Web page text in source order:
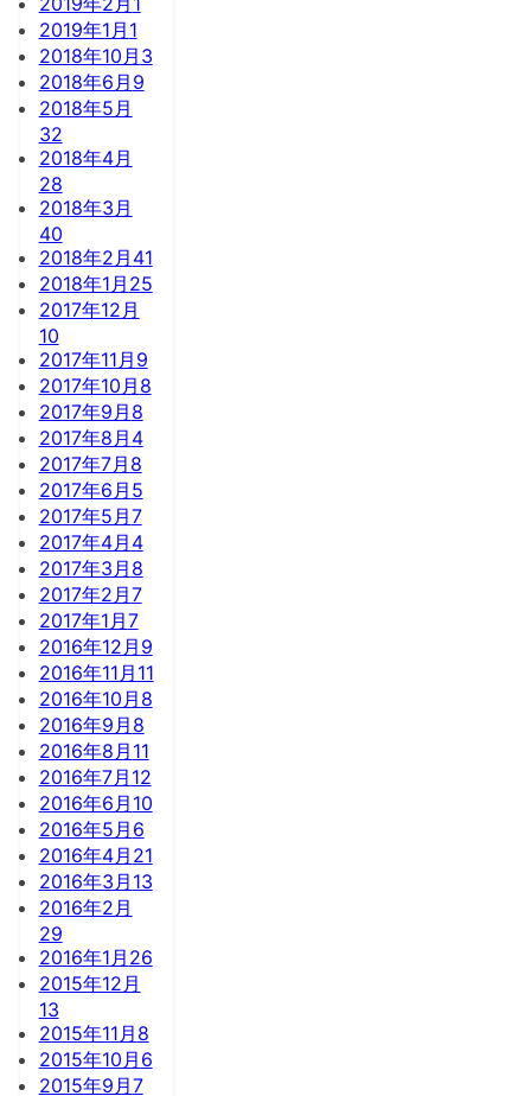
2019年1月 1
2018年10月 3
2018年6月 9
2018年5月
32
2018年4月
28
2018年3月
40
2018年2月 41
2018年1月 25
2017年12月
10
2017年11月 9
2017年10月 8
2017年9月 8
2017年8月 4
2017年7月 8
2017年6月 5
2017年5月7
2017年4月 4
2017年3月 8
2017年2月7
2017年1月7
2016年12月 9
2016年11月 11
2016年10月 8
2016年9月 8
2016年8月 11
2016年7月 12
2016年6月 10
2016年5月 6
2016年4月 21
2016年3月 13
2016年2月
29
2016年1月 26
2015年12月
13
2015年11月 8
2015年10月 6
2015年9月7